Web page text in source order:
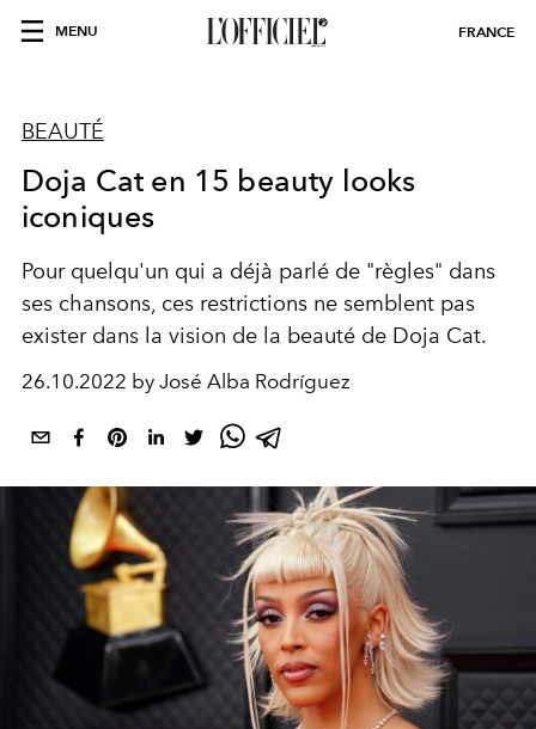
MENU FRANCE
BEAUTÉ
Doja Cat en 15 beauty looks
iconiques
Pour quelqu'un qui a déjà parlé de "règles" dans
ses chansons, ces restrictions ne semblent pas
exister dans la vision de la beauté de Doja Cat.
26.10.2022 by José Alba Rodríguez